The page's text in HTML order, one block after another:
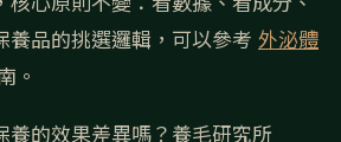
養品的挑選邏輯，可以參考 外泌體
。
養的效果差異嗎？養毛研究所